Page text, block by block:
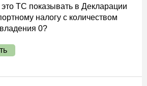
ТС показывать в Декларации
налогу с количеством
0?